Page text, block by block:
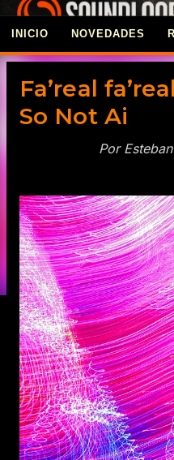
Ir al
INICIO NOVEDADES
Fa’real
So Not Ai
Por